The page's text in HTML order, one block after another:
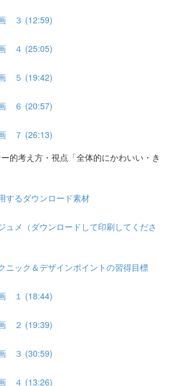
３ (12:59)
４ (25:05)
５ (19:42)
６ (20:57)
７ (26:13)
的考え方・視点「全体的にかわいい・き
するダウンロード素材
メ（ダウンロードして印刷してくださ
ニック＆デザインポイントの習得目標
１ (18:44)
２ (19:39)
３ (30:59)
４ (13:26)